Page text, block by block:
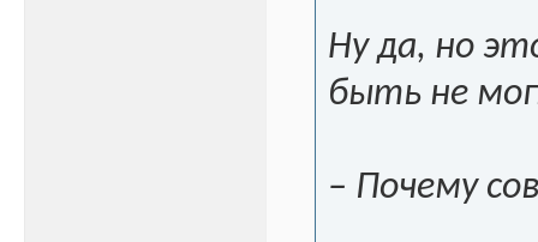
Ну да, но
быть не
– Почему